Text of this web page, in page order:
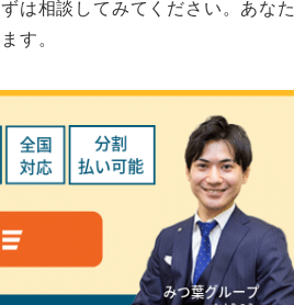
は相談してみてください。あなた
す。